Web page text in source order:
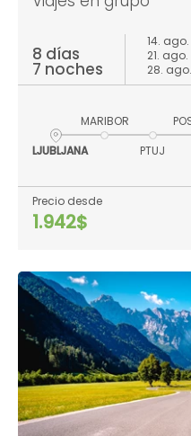
8 días
7 noches
14.
21.
28.
LJUBLJANA
MARIBOR
PTUJ
Precio desde
1.942$